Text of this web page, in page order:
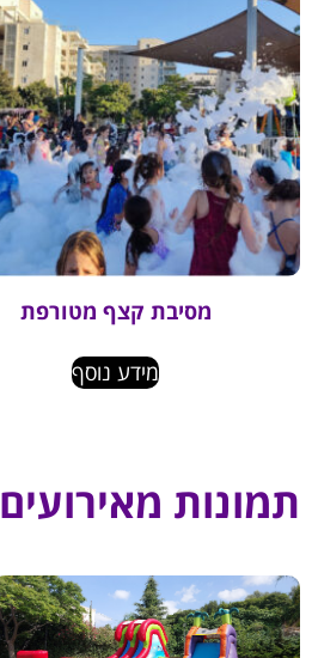
מסיבת קצף מטורפת
מידע נוסף
תמונות מאירועים